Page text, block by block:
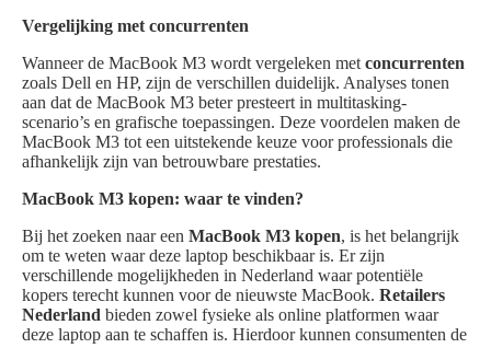
Vergelijking met concurrenten
Wanneer de MacBook M3 wordt vergeleken met concurrenten
zoals Dell en HP, zijn de verschillen duidelijk. Analyses tonen
aan dat de MacBook M3 beter presteert in multitasking-
scenario’s en grafische toepassingen. Deze voordelen maken de
MacBook M3 tot een uitstekende keuze voor professionals die
afhankelijk zijn van betrouwbare prestaties.
MacBook M3 kopen: waar te vinden?
Bij het zoeken naar een MacBook M3 kopen, is het belangrijk
om te weten waar deze laptop beschikbaar is. Er zijn
verschillende mogelijkheden in Nederland waar potentiële
kopers terecht kunnen voor de nieuwste MacBook. Retailers
Nederland bieden zowel fysieke als online platformen waar
deze laptop aan te schaffen is. Hierdoor kunnen consumenten de